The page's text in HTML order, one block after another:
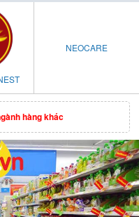
NEOCARE
hàng khác